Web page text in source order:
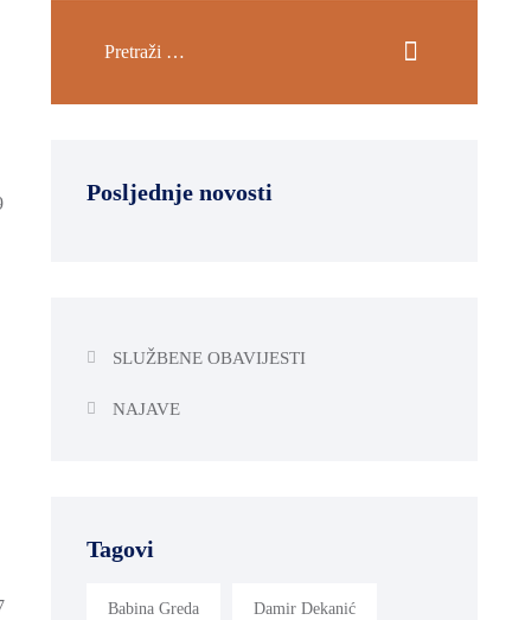
Posljednje novosti
SLUŽBENE OBAVIJESTI
NAJAVE
Tagovi
Babina Greda Damir Dekanić